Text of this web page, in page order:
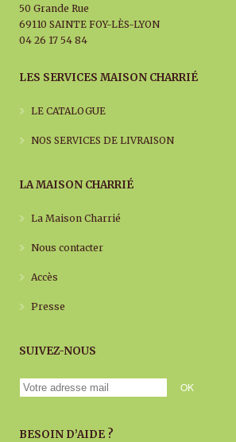
50 Grande Rue
69110 SAINTE FOY-LÈS-LYON
04 26 17 54 84
LES SERVICES MAISON CHARRIÉ
LE CATALOGUE
NOS SERVICES DE LIVRAISON
LA MAISON CHARRIÉ
La Maison Charrié
Nous contacter
Accès
Presse
SUIVEZ-NOUS
BESOIN D’AIDE ?